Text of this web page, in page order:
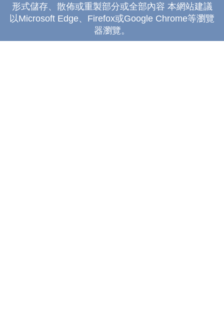
形式儲存、散佈或重製部分或全部內容 本網站建議
以Microsoft Edge、Firefox或Google Chrome等瀏覽
器瀏覽。